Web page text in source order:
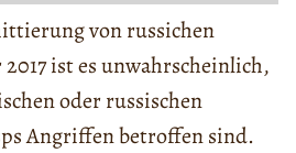
von russichen
ist es unwahrscheinlich,
oder russischen
Angriffen betroffen sind.